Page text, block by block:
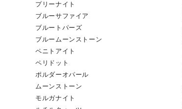
プリーナイト
ブルーサファイア
ブルートパーズ
ブルームーンストーン
ペニトアイト
ペリドット
ポルダーオパール
ムーンストーン
モルガナイト